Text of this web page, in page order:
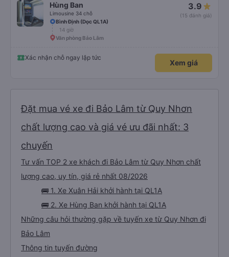
Hùng Ban
Limousine 34 chỗ
3.9
(15 đánh giá)
Bình Định (Dọc QL1A)
14 giờ
Văn phòng Bảo Lâm
Xác nhận chỗ ngay lập tức
Xem giá
Đặt mua vé xe đi Bảo Lâm từ Quy Nhơn
chất lượng cao và giá vé ưu đãi nhất: 3
chuyến
Tư vấn TOP 2 xe khách đi Bảo Lâm từ Quy Nhơn chất
lượng cao, uy tín, giá rẻ nhất 08/2026
🚌 1. Xe Xuân Hải khởi hành tại QL1A
🚌 2. Xe Hùng Ban khởi hành tại QL1A
Những câu hỏi thường gặp về tuyến xe từ Quy Nhơn đi
Bảo Lâm
Thông tin tuyến đường